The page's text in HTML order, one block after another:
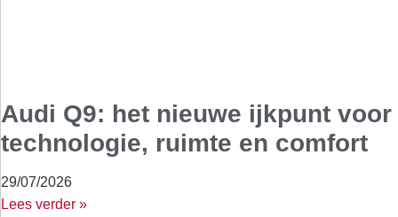
Audi Q9: het nieuwe ijkpunt voor
technologie, ruimte en comfort
29/07/2026
Lees verder »